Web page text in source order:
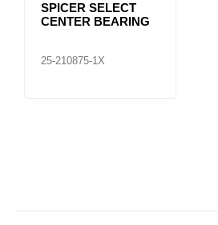
SPICER SELECT
CENTER BEARING
25-210875-1X